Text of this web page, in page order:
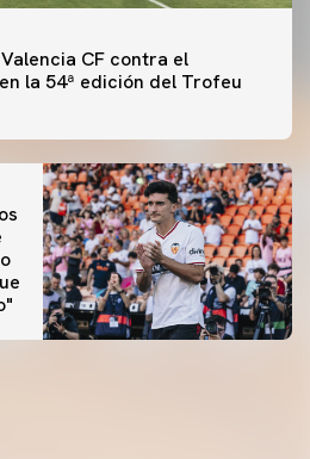
CF contra el
la 54ª edición del Trofeu
Newcastle United FC